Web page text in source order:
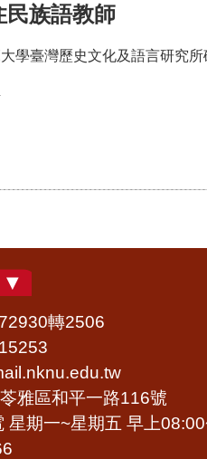
民族語教師
學臺灣歷史文化及語言研究所
轉2506
雅區和平一路116號
星期一~星期五 早上